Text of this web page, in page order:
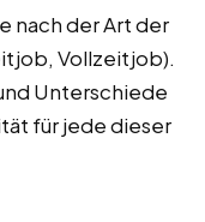
nach der Art der
Vollzeitjob).
Unterschiede
für jede dieser